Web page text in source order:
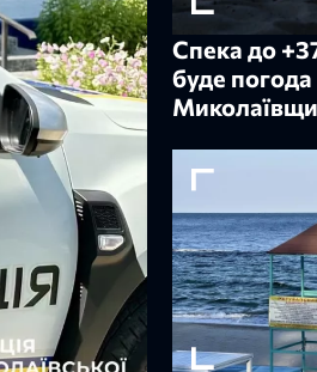
Спека до
буде погода